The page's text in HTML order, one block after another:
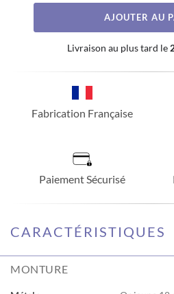
AJOUTER AU
Livraison au plus tard le
Fabrication Française
Paiement Sécurisé
CARACTÉRISTIQUES
MONTURE